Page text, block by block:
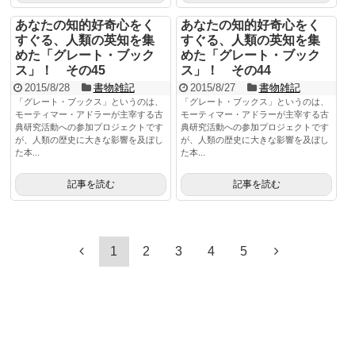
あなたの知的好奇心をく
すぐる、人類の英知を集
めた「グレート・ブック
ス」！ その45
2015/8/28 書物雑記
「グレート・ブックス」というのは、
モーティマー・アドラーが主宰する古
典研究活動への参加プロジェクトです
が、人類の歴史に大きな影響を及ぼし
た本...
記事を読む
あなたの知的好奇心をく
すぐる、人類の英知を集
めた「グレート・ブック
ス」！ その44
2015/8/27 書物雑記
「グレート・ブックス」というのは、
モーティマー・アドラーが主宰する古
典研究活動への参加プロジェクトです
が、人類の歴史に大きな影響を及ぼし
た本...
記事を読む
1 2 3 4 5